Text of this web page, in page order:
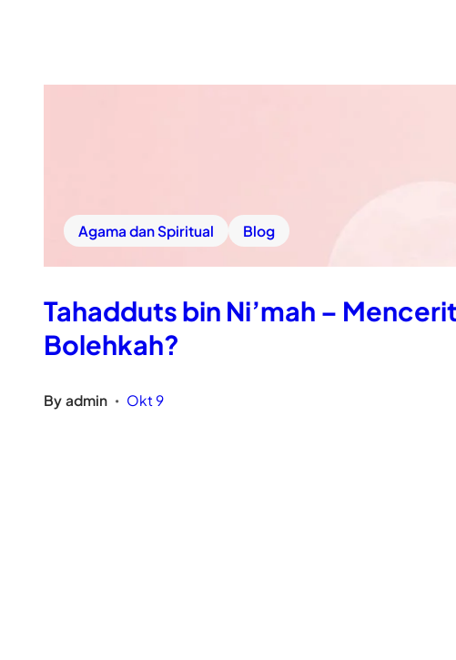
Agama dan Spiritual Blog
Tahadduts bin Ni’mah –
Bolehkah?
By admin • Okt 9